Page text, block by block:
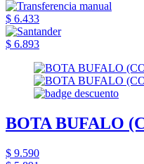
$ 6.433
$ 6.893
BOTA BUFALO
$ 9.590